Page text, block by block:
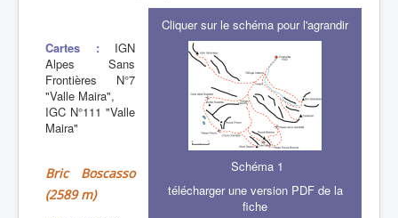
Cliquer sur le schéma pour l'agrandir
Schéma 1
télécharger une version PDF de la
fiche
Cartes : IGN
Alpes Sans
Frontières N°7
"Valle Maira",
IGC N°111 "Valle
Maira"
Bric Boscasso
(2589 m)